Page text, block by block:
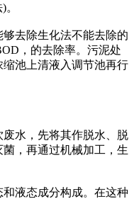
去除生化法不能去除的
，的去除率。污泥处
池上清液入调节池再行
水，先将其作脱水、脱
，再通过机械加工，生
液态成分构成。在这种